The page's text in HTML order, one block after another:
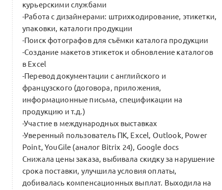
курьерскими службами
-Работа с дизайнерами: штрихкодирование, этикетки,
упаковки, каталоги продукции
-Поиск фотографов для съёмки каталога продукции
-Создание макетов этикеток и обновление каталогов
в Excel
-Перевод документации с английского и
французского (договора, приложения,
информационные письма, спецификации на
продукцию и т.д.)
-Участие в международных выставках
-Уверенный пользователь ПК, Excel, Outlook, Power
Point, YouGile (аналог Bitrix 24), Google docs
Снижала цены заказа, выбивала скидку за нарушение
срока поставки, улучшила условия оплаты,
добивалась компенсационных выплат. Выходила на